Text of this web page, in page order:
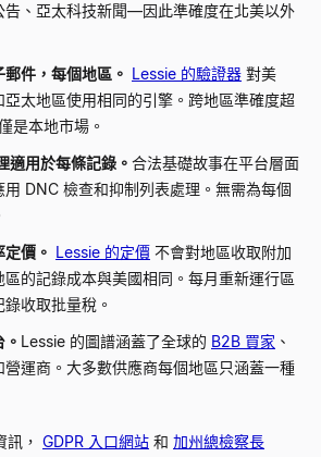
告、亞太科技新聞—因此準確度在北美以外
件，每個地區。 Lessie 的驗證器 對美
亞太地區使用相同的引擎。跨地區準確度超
是本地市場。
適用於每條記錄。 合法基礎故事在平台層面
DNC 檢查和抑制列表處理。無需為每個
價。 Lessie 的定價 不會對地區收取附加
的記錄成本與美國相同。每月重新運行區
收取批量稅。
Lessie 的圖譜涵蓋了全球的 B2B 買家 、
運商。大多數供應商每個地區只涵蓋一種
， GDPR 入口網站 和 加州總檢察長